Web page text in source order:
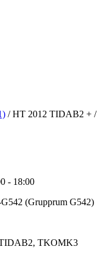
/HT 2012 TIDAB2 + /
- 18:00
(Grupprum G542)
TKOMK3